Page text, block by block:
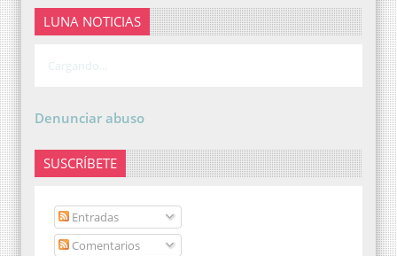
LUNA NOTICIAS
Cargando...
Denunciar abuso
SUSCRÍBETE
Entradas
Comentarios